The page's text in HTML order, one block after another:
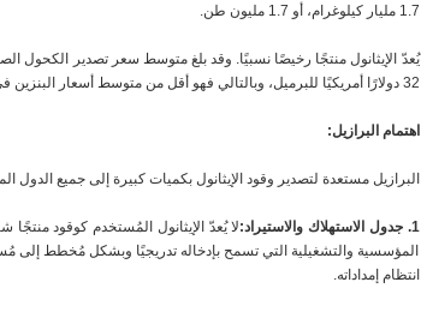
1.7 مليار كيلوغرام، أو 1.7 مليون طن.
32 دولارًا أمريكيًا للبرميل، وبالتالي فهو أقل من متوسط ​​أسعار البنزين في الآونة الأخيرة.
اهتمام البرازيل:
البرازيل مستعدة لتصدير وقود الإيثانول بكميات كبيرة إلى جميع
1. جدول الاستهلاك والاستيراد:
لا يُعدّ الإيثانول المُستخدم كوقود
المؤسسية والتشغيلية التي تسمح بإدخاله تدريجيًا وبشكل مُخطط إلى
انتظام إمداداته.